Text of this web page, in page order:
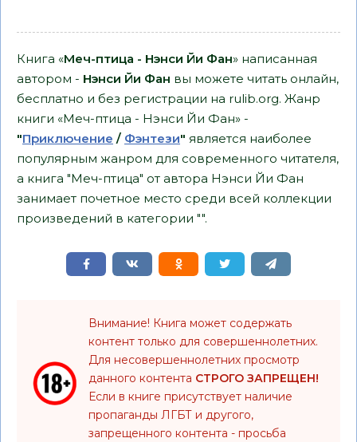
Книга «Меч-птица - Нэнси Йи Фан» написанная
автором - Нэнси Йи Фан вы можете читать онлайн,
бесплатно и без регистрации на rulib.org. Жанр
книги «Меч-птица - Нэнси Йи Фан» -
"Приключение / Фэнтези" является наиболее
популярным жанром для современного читателя,
а книга "Меч-птица" от автора Нэнси Йи Фан
занимает почетное место среди всей коллекции
произведений в категории "".
Внимание! Книга может содержать
контент только для совершеннолетних.
Для несовершеннолетних просмотр
данного контента СТРОГО ЗАПРЕЩЕН!
Если в книге присутствует наличие
пропаганды ЛГБТ и другого,
запрещенного контента - просьба